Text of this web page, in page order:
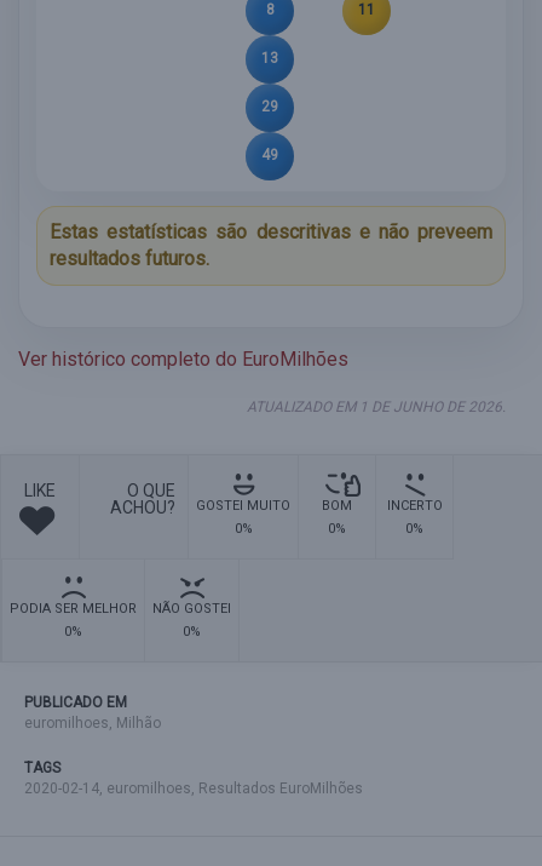
8
13
29
49
11
Estas estatísticas são descritivas e não preveem
resultados futuros.
Ver histórico completo do EuroMilhões
ATUALIZADO EM 1 DE JUNHO DE 2026.
LIKE
O QUE
ACHOU?
GOSTEI MUITO
0%
BOM
0%
INCERTO
0%
PODIA SER MELHOR
0%
NÃO GOSTEI
0%
PUBLICADO EM
euromilhoes, Milhão
TAGS
2020-02-14, euromilhoes, Resultados EuroMilhões